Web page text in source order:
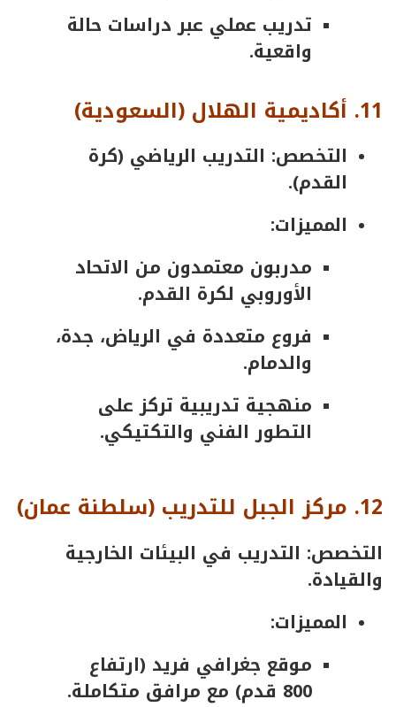
تدريب عملي عبر دراسات حالة
واقعية.
11. أكاديمية الهلال (السعودية)
التخصص: التدريب الرياضي (كرة
القدم).
المميزات:
مدربون معتمدون من الاتحاد
الأوروبي لكرة القدم.
فروع متعددة في الرياض، جدة،
والدمام.
منهجية تدريبية تركز على
التطور الفني والتكتيكي.
12. مركز الجبل للتدريب (سلطنة عمان)
التخصص: التدريب في البيئات الخارجية
والقيادة.
المميزات:
موقع جغرافي فريد (ارتفاع
800 قدم) مع مرافق متكاملة.